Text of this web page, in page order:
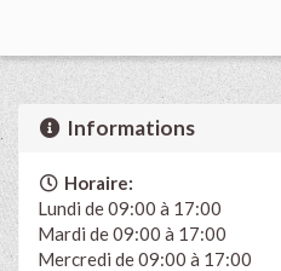
Informations
Horaire:
Lundi de 09:00 à 17:00
Mardi de 09:00 à 17:00
Mercredi de 09:00 à 17:00